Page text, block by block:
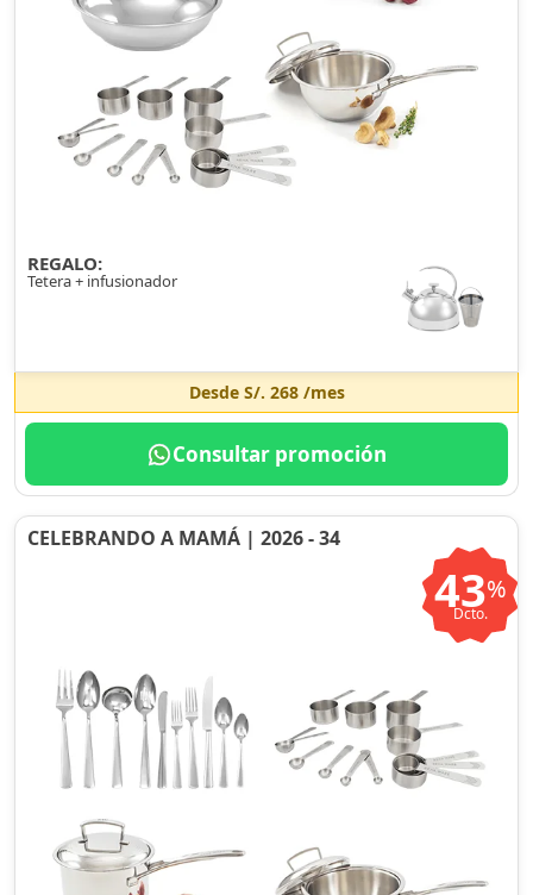
REGALO:
Tetera + infusionador
Desde S/. 268/mes
Consultar promoción
CELEBRANDO A MAMÁ | 2026 - 34
43%
Dcto.